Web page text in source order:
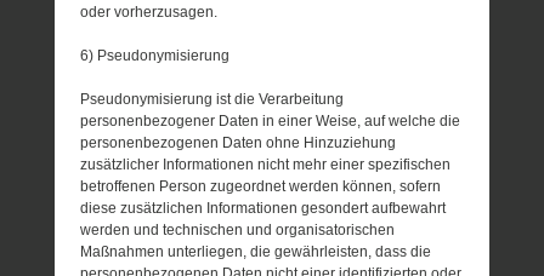
oder vorherzusagen.
6) Pseudonymisierung
Pseudonymisierung ist die Verarbeitung
personenbezogener Daten in einer Weise, auf welche die
personenbezogenen Daten ohne Hinzuziehung
zusätzlicher Informationen nicht mehr einer spezifischen
betroffenen Person zugeordnet werden können, sofern
diese zusätzlichen Informationen gesondert aufbewahrt
werden und technischen und organisatorischen
Maßnahmen unterliegen, die gewährleisten, dass die